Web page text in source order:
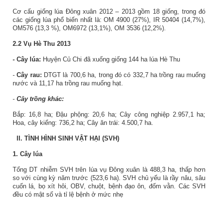
Cơ cấu giống lúa Đông xuân 2012 – 2013gồm 18 giống, trong đó
các giống lúa phổ biến nhất là: OM 4900 (27%), IR 50404 (14,7%),
OM576 (13,3 %), OM6972 (13,1%), OM 3536 (12,2%).
2.2 Vụ Hè Thu 2013
- Cây lúa: Huyện Củ Chi đã xuống giống 144 ha lúa Hè Thu
-Cây rau: DTGT là 700,6 ha, trong đó có 332,7 ha trồng rau muống
nước và 11,17 ha trồng rau muống hạt.
- Cây trồng khác:
Bắp: 16,8 ha; Đậu phộng: 20,6 ha; Cây công nghiệp 2.957,1 ha;
Hoa, cây kiểng: 736,2 ha; Cây ăn trái: 4.500,7 ha.
II. TÌNH HÌNH SINH VẬT HẠI (SVH)
1. Cây lúa
Tổng DT nhiễm SVH trên lúa vụ Đông xuân là 488,3 ha, thấp hơn
so với cùng kỳ năm trước (523,6 ha). SVH chủ yếu là rầy nâu, sâu
cuốn lá, bọ xít hôi, OBV, chuột, bệnh đạo ôn, đốm vằn. Các SVH
đều có mật số và tỉ lệ bệnh ở mức nhẹ